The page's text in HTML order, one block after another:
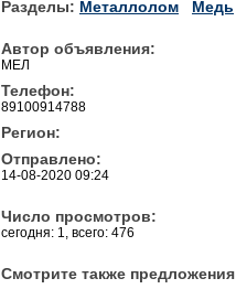
Разделы: Металлолом Медь
Автор объявления:
МЕЛ
Телефон:
89100914788
Регион:
Отправлено:
14-08-2020 09:24
Число просмотров:
сегодня: 1, всего: 476
Смотрите также